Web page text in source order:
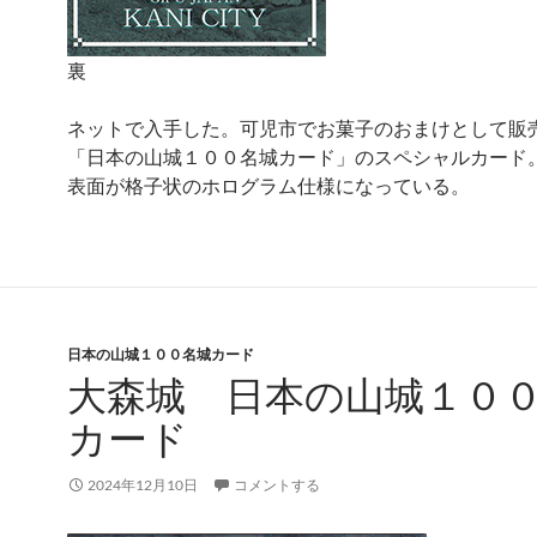
裏
ネットで入手した。可児市でお菓子のおまけとして販
「日本の山城１００名城カード」のスペシャルカード
表面が格子状のホログラム仕様になっている。
日本の山城１００名城カード
大森城 日本の山城１０
カード
2024年12月10日 コメントする